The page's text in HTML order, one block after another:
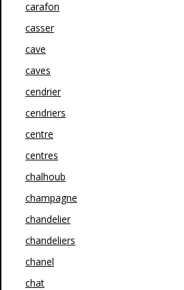
carafon
casser
cave
caves
cendrier
cendriers
centre
centres
chalhoub
champagne
chandelier
chandeliers
chanel
chat